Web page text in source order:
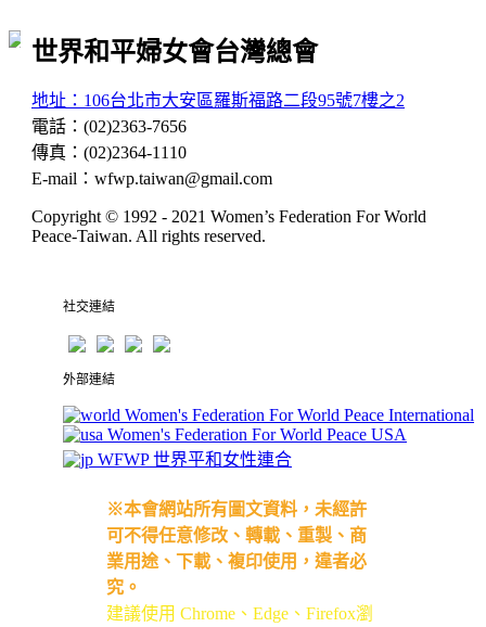
世界和平婦女會台灣總會
地址：106台北市大安區羅斯福路二段95號7樓之2
電話： (02)2363-7656
傳真： (02)2364-1110
E-mail ： wfwp.taiwan@gmail.com
Copyright © 1992 - 2021 Women’s Federation For World
Peace-Taiwan. All rights reserved.
社交連結
外部連結
Women's Federation For World Peace International
Women's Federation For World Peace USA
WFWP 世界平和女性連合
※本會網站所有圖文資料，未經許
可不得任意修改、轉載、重製、商
業用途、下載、複印使用，違者必
究。
建議使用 Chrome、Edge、Firefox瀏